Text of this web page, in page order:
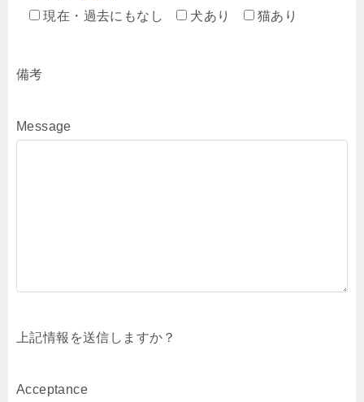
現在・過去にもなし
犬あり 猫あり
備考
Message
上記情報を送信しますか？
Acceptance